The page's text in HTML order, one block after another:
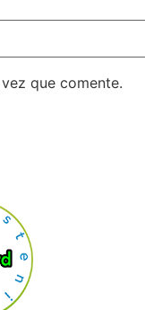
que comente.